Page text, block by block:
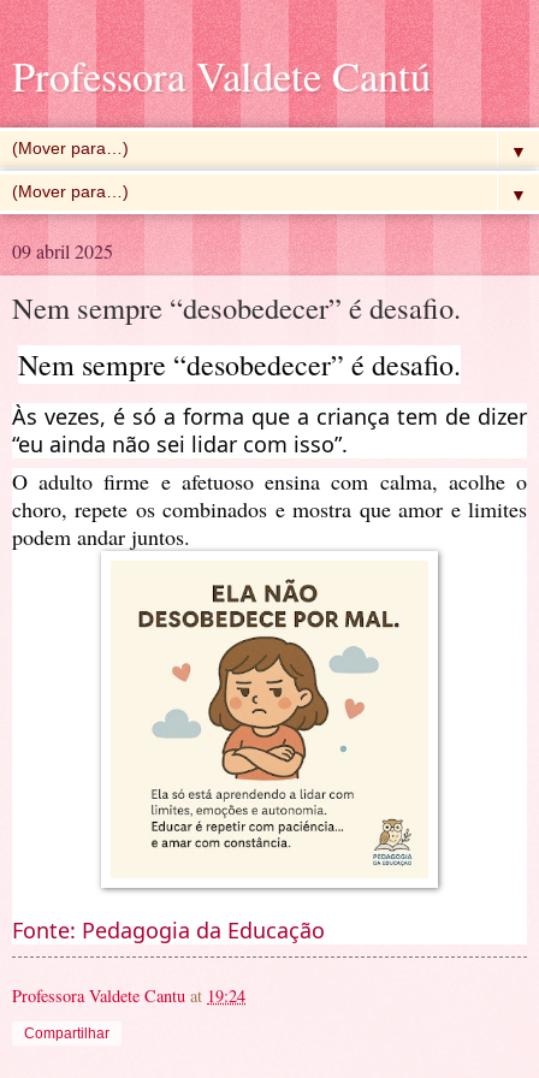
Professora Valdete Cantú
▼
▼
09 abril 2025
Nem sempre “desobedecer” é desafio.
Nem sempre “desobedecer” é desafio.
Às vezes, é só a forma que a criança tem de dizer
“eu ainda não sei lidar com isso”.
Oadulto firme e afetuoso ensina com calma, acolhe o
choro, repete os combinados e mostra que amor e limites
podem andar juntos.
Fonte: Pedagogia da Educação
Professora Valdete Cantu at 19:24
Compartilhar